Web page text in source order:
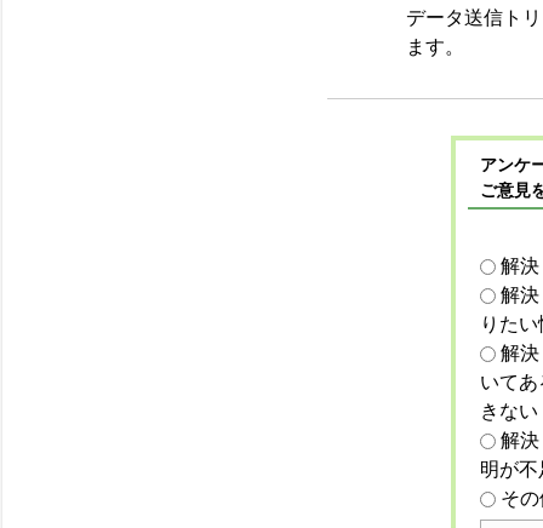
データ送信ト
ます。
アンケ
ご意見
解
解
りた
解
いて
きない
解
明が
そ